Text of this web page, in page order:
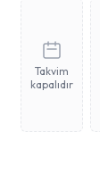
Takvim
kapalıdır